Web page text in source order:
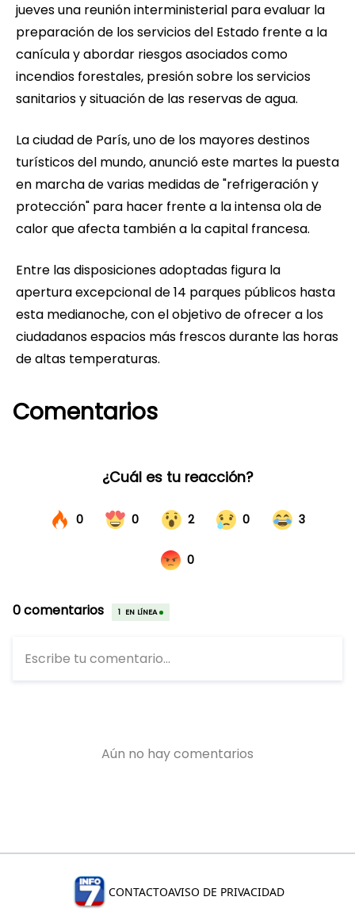
jueves una reunión interministerial para evaluar la
preparación de los servicios del Estado frente a la
canícula y abordar riesgos asociados como
incendios forestales, presión sobre los servicios
sanitarios y situación de las reservas de agua.
La ciudad de París, uno de los mayores destinos
turísticos del mundo, anunció este martes la puesta
en marcha de varias medidas de "refrigeración y
protección" para hacer frente a la intensa ola de
calor que afecta también a la capital francesa.
Entre las disposiciones adoptadas figura la
apertura excepcional de 14 parques públicos hasta
esta medianoche, con el objetivo de ofrecer a los
ciudadanos espacios más frescos durante las horas
de altas temperaturas.
Comentarios
CONTACTOAVISO DE PRIVACIDAD